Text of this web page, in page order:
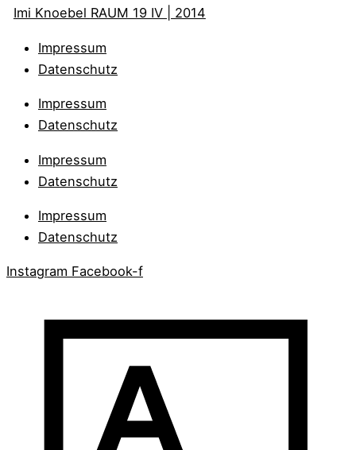
Imi Knoebel RAUM 19 IV | 2014
Impressum
Datenschutz
Impressum
Datenschutz
Impressum
Datenschutz
Impressum
Datenschutz
Instagram Facebook-f